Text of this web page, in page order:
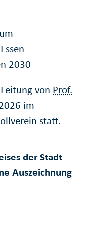
2030
von Prof.
im
statt.
der Stadt
Auszeichnung